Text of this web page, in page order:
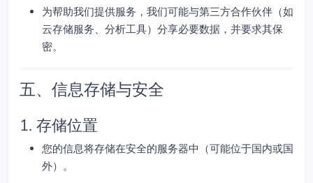
为帮助我们提供服务，我们可能与第三方合作伙伴（如
云存储服务、分析工具）分享必要数据，并要求其保
密。
五、信息存储与安全
1. 存储位置
您的信息将存储在安全的服务器中（可能位于国内或国
外）。